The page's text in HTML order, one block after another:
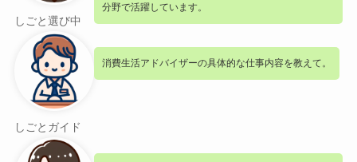
しごと選び中
分野で活躍しています。
しごとガイド
消費生活アドバイザーの具体的な仕事内容を教えて。